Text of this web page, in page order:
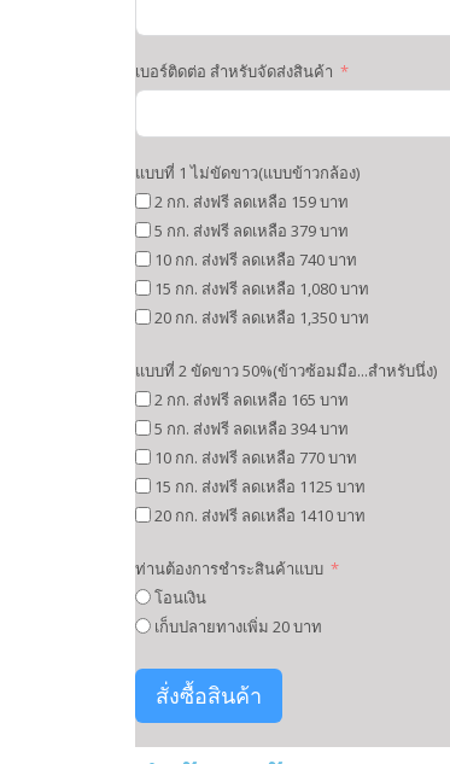
เบอร์ติดต่อ สำหรับจัดส่งสินค้า
แบบที่ 1 ไม่ขัดขาว(แบบข้าวกล้อง)
2 กก. ส่งฟรี ลดเหลือ 159 บาท
5 กก. ส่งฟรี ลดเหลือ 379 บาท
10 กก. ส่งฟรี ลดเหลือ 740 บาท
15 กก. ส่งฟรี ลดเหลือ 1,080 บาท
20 กก. ส่งฟรี ลดเหลือ 1,350 บาท
แบบที่ 2 ขัดขาว 50%(ข้าวซ้อมมือ...สำหรับนึ่ง)
2 กก. ส่งฟรี ลดเหลือ 165 บาท
5 กก. ส่งฟรี ลดเหลือ 394 บาท
10 กก. ส่งฟรี ลดเหลือ 770 บาท
15 กก. ส่งฟรี ลดเหลือ 1125 บาท
20 กก. ส่งฟรี ลดเหลือ 1410 บาท
ท่านต้องการชำระสินค้าแบบ
โอนเงิน
เก็บปลายทางเพิ่ม 20 บาท
สั่งซื้อสินค้า